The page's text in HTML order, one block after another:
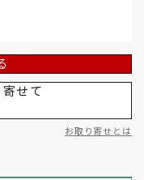
寄せて
お取り寄せとは